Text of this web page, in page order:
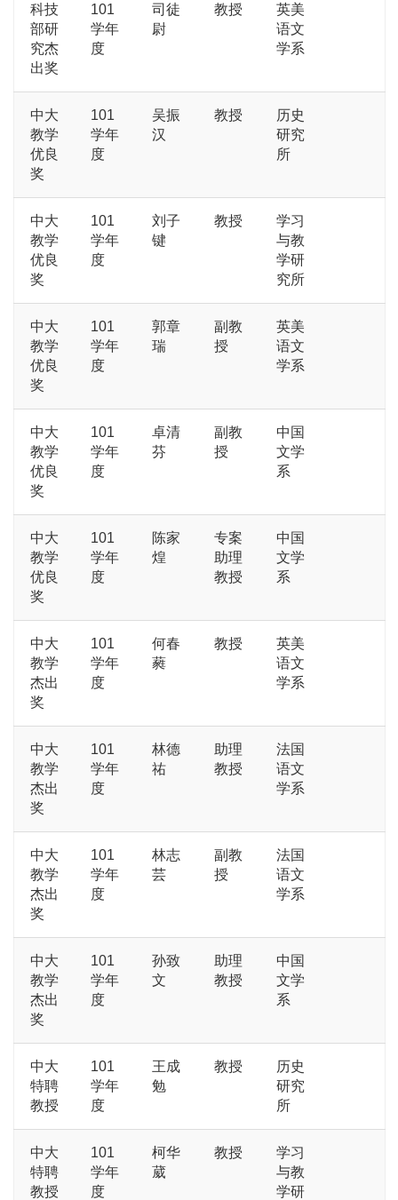
科技
部研
究杰
出奖
101
学年
度
司徒
尉
教授
英美
语文
学系
中大
教学
优良
奖
101
学年
度
吴振
汉
教授
历史
研究
所
中大
教学
优良
奖
101
学年
度
刘子
键
教授
学习
与教
学研
究所
中大
教学
优良
奖
101
学年
度
郭章
瑞
副教
授
英美
语文
学系
中大
教学
优良
奖
101
学年
度
卓清
芬
副教
授
中国
文学
系
中大
教学
优良
奖
101
学年
度
陈家
煌
专案
助理
教授
中国
文学
系
中大
教学
杰出
奖
101
学年
度
何春
蕤
教授
英美
语文
学系
中大
教学
杰出
奖
101
学年
度
林德
祐
助理
教授
法国
语文
学系
中大
教学
杰出
奖
101
学年
度
林志
芸
副教
授
法国
语文
学系
中大
教学
杰出
奖
101
学年
度
孙致
文
助理
教授
中国
文学
系
中大
特聘
教授
101
学年
度
王成
勉
教授
历史
研究
所
中大
特聘
教授
101
学年
度
柯华
葳
教授
学习
与教
学研